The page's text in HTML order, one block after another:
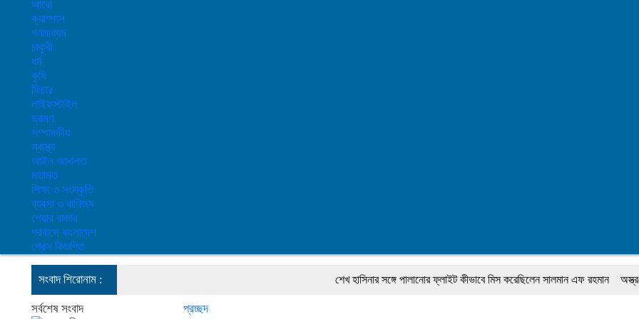
আরো
ক্যাম্পাস
গণমাধ্যম
চাকুরী
ধর্ম
কৃষি
ফিচার
লাইফস্টাইল
ভ্রমণ
সম্পাদকীয়
স্বাস্থ্য
আইন আদালত
মতামত
শিক্ষা ও সংস্কৃতি
ব্যবসা ও বাণিজ্য
শেয়ার বাজার
প্রবাসে বাংলাদেশ
প্রেস বিজ্ঞপ্তি
সংবাদ শিরোনাম : শেখ হাসিনার সঙ্গে পালানোর ফ্লাইট কীভাবে মিস করেছিলেন সালমান এফ রহমান অস্ত্র-সংকট
প্রচ্ছদ
সর্বশেষ সংবাদ